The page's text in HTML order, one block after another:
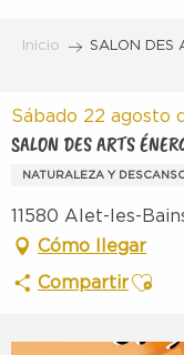
Inicio SALON DES
Sábado 22 agosto
SALON DES ARTS
NATURALEZA Y
11580 Alet-les-
Cómo llegar
Compartir